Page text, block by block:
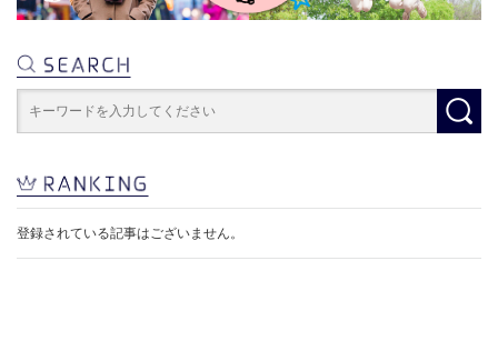
登録されている記事はございません。